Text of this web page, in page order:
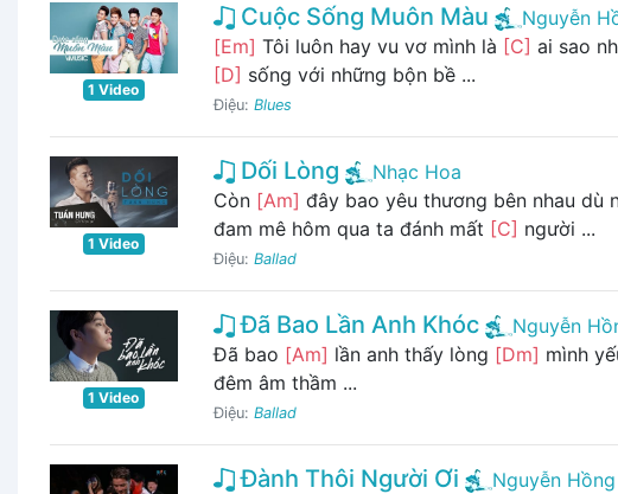
1 Video
Cuộc Sống Muôn Màu
Nguyễn
[Em] Tôi luôn hay vu vơ mình là [C] ai sao
[D] sống với những bộn bề ...
Điệu: Blues
1 Video
Dối Lòng
Nhạc Hoa
Còn [Am] đây bao yêu thương bên nhau dù
đam mê hôm qua ta đánh mất [C] người ...
Điệu: Ballad
1 Video
Đã Bao Lần Anh Khóc
Nguyễn
Đã bao [Am] lần anh thấy lòng [Dm] mình
đêm âm thầm ...
Điệu: Ballad
Đành Thôi Người Ơi
Nguyễn